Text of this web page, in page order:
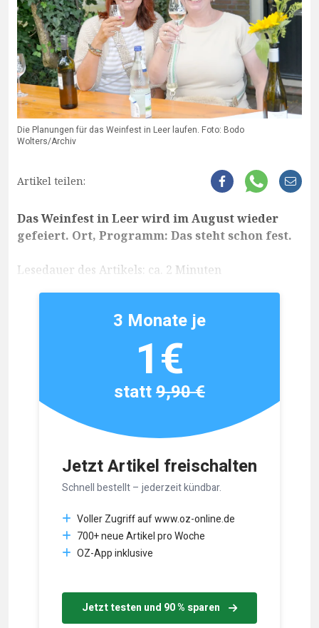
Die Planungen für das Weinfest in Leer laufen. Foto: Bodo
Wolters/Archiv
Artikel teilen:
Das Weinfest in Leer wird im August wieder
gefeiert. Ort, Programm: Das steht schon fest.
Lesedauer des Artikels: ca. 2 Minuten
Jetzt Artikel freischalten
Schnell bestellt – jederzeit kündbar.
Voller Zugriff auf www.oz-online.de
700+ neue Artikel pro Woche
OZ-App inklusive
Jetzt testen und 90 % sparen
3 Monate je
1€
statt9,90 €